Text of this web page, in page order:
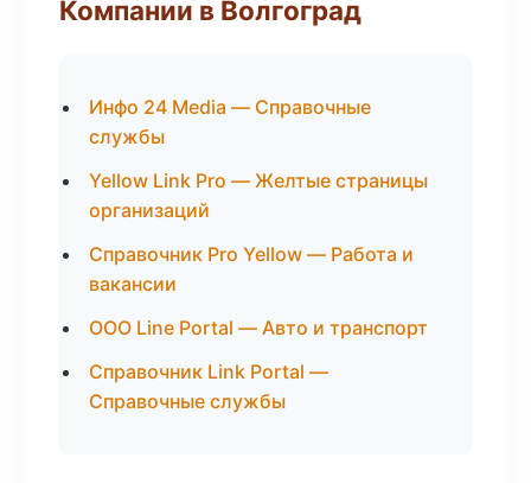
Компании в Волгоград
Инфо 24 Media — Справочные
службы
Yellow Link Pro — Желтые страницы
организаций
Справочник Pro Yellow — Работа и
вакансии
ООО Line Portal — Авто и транспорт
Справочник Link Portal —
Справочные службы